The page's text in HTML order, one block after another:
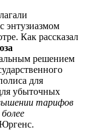
энтузиазмом
Как рассказал
решением
для
убыточных
тарифов